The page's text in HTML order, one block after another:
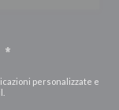
*
personalizzate e